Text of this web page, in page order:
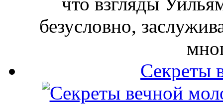
безусловно,
Секреты